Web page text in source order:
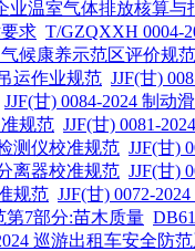
业温室气体排放核算与
求 T/GZQXXH 0004-
候康养示范区评价规范
运作业规范 JJF(甘)
JJF(甘) 0084-2024 制动
规范 JJF(甘) 0081-
测仪校准规范 JJF(甘)
离器校准规范 JJF(甘)
规范 JJF(甘) 0072-
第7部分:苗木质量
巡游出租车安全防